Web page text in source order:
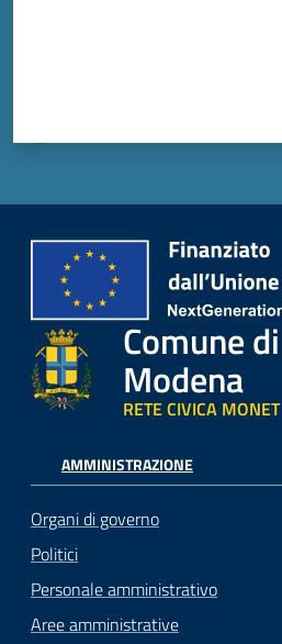
Comune di
Modena
RETE CIVICA MONET
AMMINISTRAZIONE
Organi di governo
Politici
Personale amministrativo
Aree amministrative